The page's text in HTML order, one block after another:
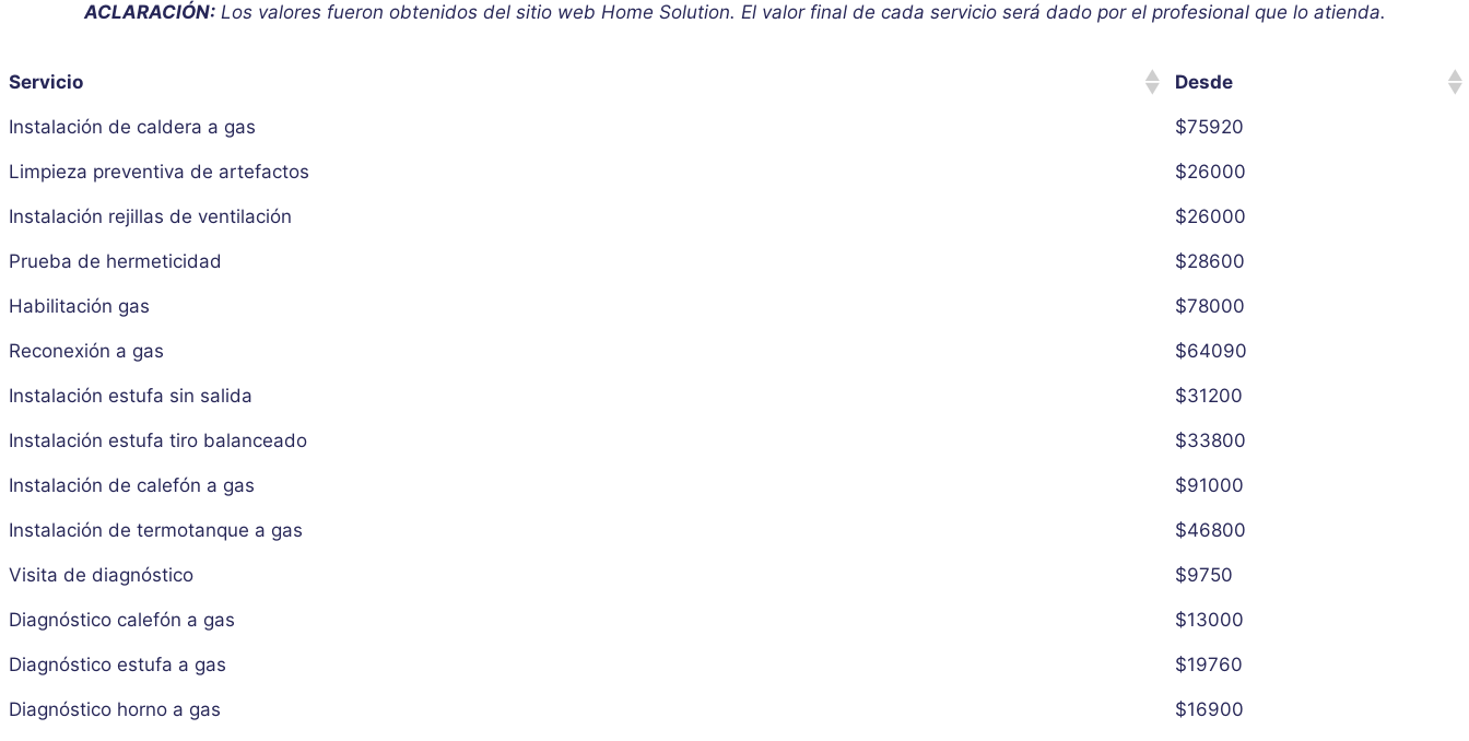
ACLARACIÓN:Los valores fueron obtenidos del sitio web Home Solution. El valor final de cada servicio será dado por el profesional que lo atienda.
Servicio Desde
Instalación de caldera a gas $75920
Limpieza preventiva de artefactos $26000
Instalación rejillas de ventilación $26000
Prueba de hermeticidad $28600
Habilitación gas $78000
Reconexión a gas $64090
Instalación estufa sin salida $31200
Instalación estufa tiro balanceado $33800
Instalación de calefón a gas $91000
Instalación de termotanque a gas $46800
Visita de diagnóstico $9750
Diagnóstico calefón a gas $13000
Diagnóstico estufa a gas $19760
Diagnóstico horno a gas $16900